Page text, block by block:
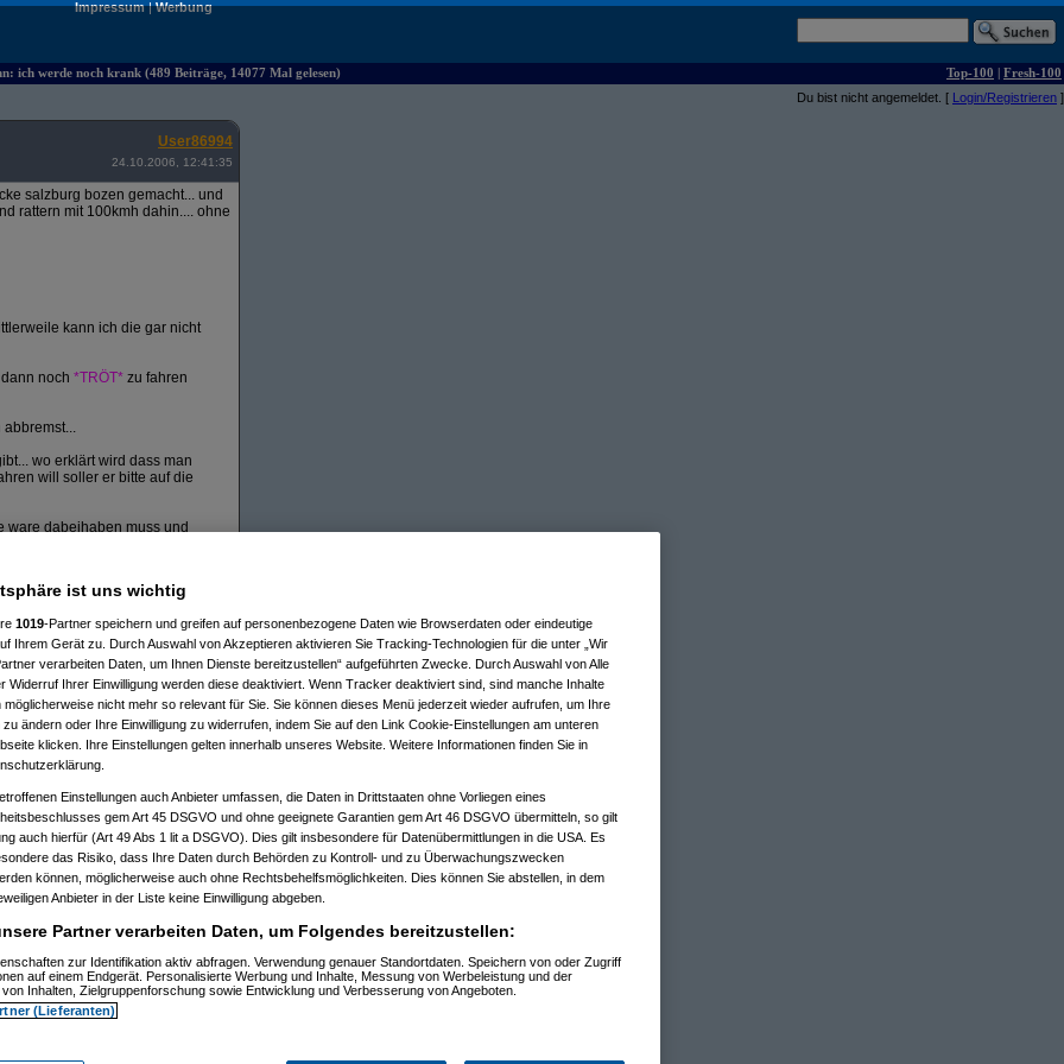
Impressum|Werbung
ich werde noch krank (489 Beiträge, 14077 Mal gelesen) Top-100 | Fresh-100
Du bist nicht angemeldet. [ Login/Registrieren ]
User86994
24.10.2006, 12:41:35
salzburg bozen gemacht... und
rattern mit 100kmh dahin.... ohne
kann ich die gar nicht
noch *TRÖT* zu fahren
wo erklärt wird dass man
will soller er bitte auf die
ware dabeihaben muss und
wegen einigen vollid***en zu
fahren kann, also mich enifach
eine selbsthilfegruppe
yangel am 24.10.2006, 12:50:53)
Capri-Sonne
am 24.10.2006, 12:51:30)
(Maraxam 24.10.2006, 12:52:21)
(Capri-Sonneam 24.10.2006, 12:54:53)
(User86994am 24.10.2006, 12:55:55)
bond007am 24.10.2006, 13:02:36)
yangel
am 24.10.2006, 13:03:52)
Oliver_nur echt mit 2 Kastratern und Daisy!am 24.10.2006, 13:04:44)
swaDDyam 24.10.2006, 13:05:01)
(User86994am 24.10.2006, 13:05:01)
ist uns wichtig
1019-Partner speichern und greifen auf personenbezogene Daten wie Browserdaten oder eindeutige
Ihrem Gerät zu. Durch Auswahl von Akzeptieren aktivieren Sie Tracking-Technologien für die unter „Wir
verarbeiten Daten, um Ihnen Dienste bereitzustellen“ aufgeführten Zwecke. Durch Auswahl von Alle
Widerruf Ihrer Einwilligung werden diese deaktiviert. Wenn Tracker deaktiviert sind, sind manche Inhalte
möglicherweise nicht mehr so relevant für Sie. Sie können dieses Menü jederzeit wieder aufrufen, um Ihre
zu ändern oder Ihre Einwilligung zu widerrufen, indem Sie auf den Link Cookie-Einstellungen am unteren
klicken. Ihre Einstellungen gelten innerhalb unseres Website. Weitere Informationen finden Sie in
Einstellungen auch Anbieter umfassen, die Daten in Drittstaaten ohne Vorliegen eines
gem Art 45 DSGVO und ohne geeignete Garantien gem Art 46 DSGVO übermitteln, so gilt
auch hierfür (Art 49 Abs 1 lit a DSGVO). Dies gilt insbesondere für Datenübermittlungen in die USA. Es
das Risiko, dass Ihre Daten durch Behörden zu Kontroll- und zu Überwachungszwecken
können, möglicherweise auch ohne Rechtsbehelfsmöglichkeiten. Dies können Sie abstellen, in dem
Anbieter in der Liste keine Einwilligung abgeben.
Partner verarbeiten Daten, um Folgendes bereitzustellen:
zur Identifikation aktiv abfragen. Verwendung genauer Standortdaten. Speichern von oder Zugriff
auf einem Endgerät. Personalisierte Werbung und Inhalte, Messung von Werbeleistung und der
Inhalten, Zielgruppenforschung sowie Entwicklung und Verbesserung von Angeboten.
(Lieferanten)